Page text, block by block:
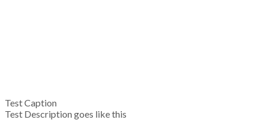
Test Caption
Test Description goes like this